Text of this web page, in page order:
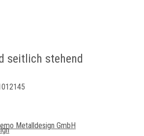
seitlich stehend
Metalldesign GmbH